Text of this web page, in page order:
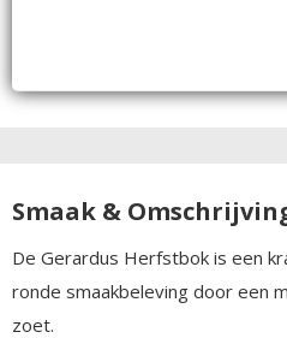
Smaak &
De Gerardus Herfstbok is een
ronde smaakbeleving door een
zoet.